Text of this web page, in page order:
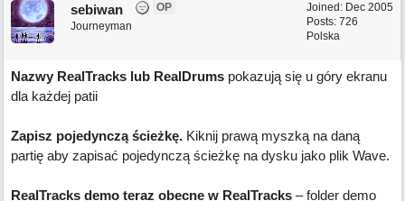
Joined: Dec 2005
Posts: 726
Polska
sebiwan
OP
Journeyman
Nazwy RealTracks lub RealDrums pokazują się u góry ekranu
dla każdej patii
Zapisz pojedynczą ścieżkę. Kiknij prawą myszką na daną
partię aby zapisać pojedynczą ścieżkę na dysku jako plik Wave.
RealTracks demo teraz obecne w RealTracks – folder demo